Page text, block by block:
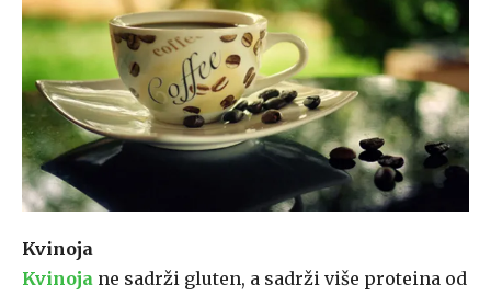
Kvinoja
Kvinoja ne sadrži gluten, a sadrži više proteina od